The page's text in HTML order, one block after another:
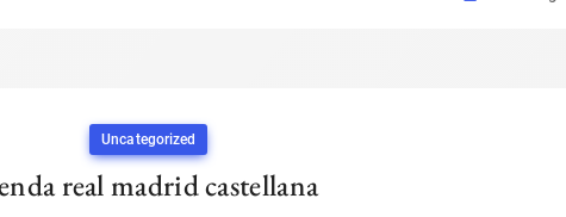
Uncategorized
real madrid castellana